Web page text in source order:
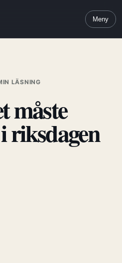
Meny
LÄSNING
måste
riksdagen